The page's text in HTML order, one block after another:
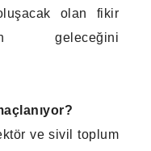
olan fikir
geleceğini
ve sivil toplum